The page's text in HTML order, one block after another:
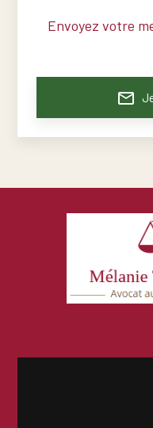
Envoyez votre
mail_outline